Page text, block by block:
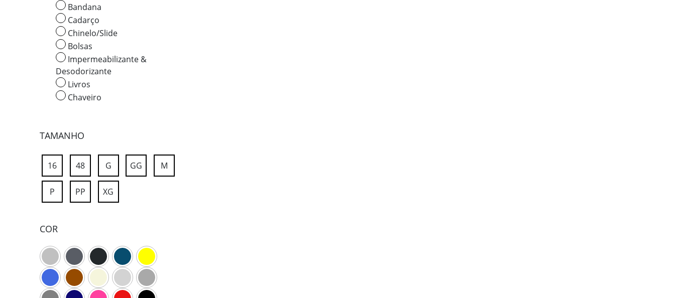
Bandana
Cadarço
Chinelo/Slide
Bolsas
Impermeabilizante &
Desodorizante
Livros
Chaveiro
TAMANHO
16 48 G GG M
P PP XG
COR